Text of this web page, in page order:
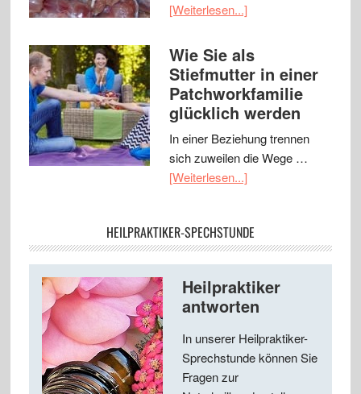
[Weiterlesen...]
Wie Sie als
Stiefmutter in einer
Patchworkfamilie
glücklich werden
In einer Beziehung trennen
sich zuweilen die Wege …
[Weiterlesen...]
HEILPRAKTIKER-SPECHSTUNDE
Heilpraktiker
antworten
In unserer Heilpraktiker-
Sprechstunde können Sie
Fragen zur